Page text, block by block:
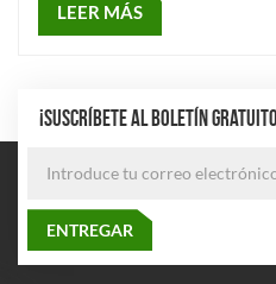
LEER MÁS
¡SUSCRÍBETE AL BOLETÍN